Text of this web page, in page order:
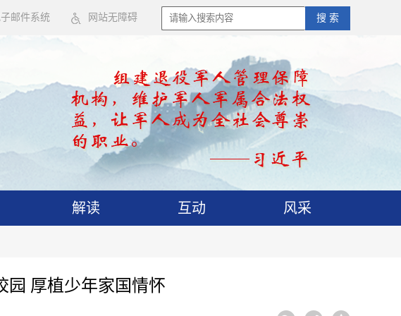
搜 索
子邮件系统 网站无障碍
解读 互动 风采
园 厚植少年家国情怀